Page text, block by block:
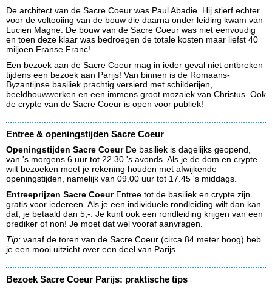
De architect van de Sacre Coeur was Paul Abadie. Hij stierf echter
voor de voltooiing van de bouw die daarna onder leiding kwam van
Lucien Magne. De bouw van de Sacre Coeur was niet eenvoudig
en toen deze klaar was bedroegen de totale kosten maar liefst 40
miljoen Franse Franc!
Een bezoek aan de Sacre Coeur mag in ieder geval niet ontbreken
tijdens een bezoek aan Parijs! Van binnen is de Romaans-
Byzantijnse basiliek prachtig versierd met schilderijen,
beeldhouwwerken en een immens groot mozaiek van Christus. Ook
de crypte van de Sacre Coeur is open voor publiek!
Entree & openingstijden Sacre Coeur
Openingstijden Sacre CoeurDe basiliek is dagelijks geopend,
van 's morgens 6 uur tot 22.30 's avonds. Als je de dom en crypte
wilt bezoeken moet je rekening houden met afwijkende
openingstijden, namelijk van 09.00 uur tot 17.45 's middags.
Entreeprijzen Sacre Coeur Entree tot de basiliek en crypte zijn
gratis voor iedereen. Als je een individuele rondleiding wilt dan kan
dat, je betaald dan 5,-. Je kunt ook een rondleiding krijgen van een
prediker of non! Je moet dat wel vooraf aanvragen.
Tip: vanaf de toren van de Sacre Coeur (circa 84 meter hoog) heb
je een mooi uitzicht over een deel van Parijs.
Bezoek Sacre Coeur Parijs: praktische tips